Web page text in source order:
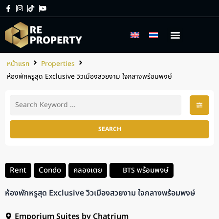
หน้าแรก
Properties
ห้องพักหรูสุด Exclusive วิวเมืองสวยงาม ใจกลางพร้อมพงษ์
SEARCH
Rent Condo คลองเตย BTS พร้อมพงษ์
ห้องพักหรูสุด Exclusive วิวเมืองสวยงาม ใจกลางพร้อมพงษ์